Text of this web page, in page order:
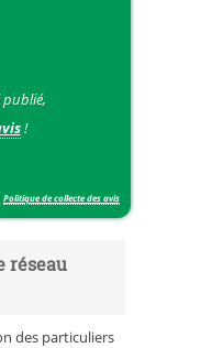
publié,
!
Politique de collecte des avis
réseau
des particuliers